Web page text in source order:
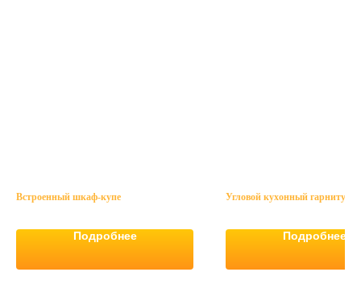
Встроенный шкаф-купе
Подробнее
Угловой кухонный гарнитур
Подробнее